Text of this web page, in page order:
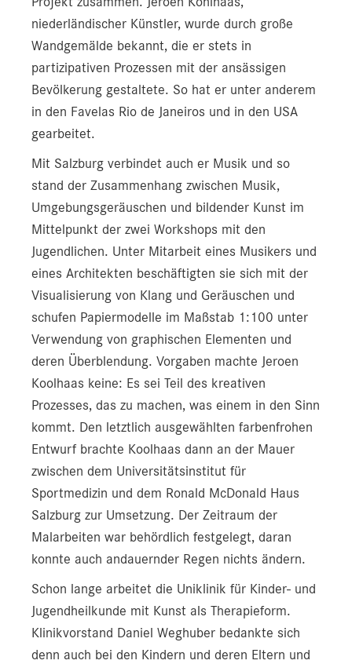
UK f. Radiotherapie und Radio-Onkologie
UK f. Urologie und Andrologie
Zentrum für Kinder- und Jugendmedizin
UI f. Humangenetik
UI f. Klinische Mikrobiologie und Hygiene
UI f. Med.-Chem. Labordiagnostik – Zentrallabor
UI f. Radiologie
UI f. Transfusionsmedizin
UI f. Physikalische Medizin und Rehabilitation
UI f. Sportmedizin
UK f. Gefäßchirurgie & endovaskuläre Chirurgie
HAL
STV
TAM
Bauprojekte
UI f. Sportmedizin
Downloads
niederländischer Künstler, wurde durch große
Wandgemälde bekannt, die er stets in
partizipativen Prozessen mit der ansässigen
Bevölkerung gestaltete. So hat er unter anderem
in den Favelas Rio de Janeiros und in den USA
gearbeitet.
Mit Salzburg verbindet auch er Musik und so
stand der Zusammenhang zwischen Musik,
Umgebungsgeräuschen und bildender Kunst im
Mittelpunkt der zwei Workshops mit den
Jugendlichen. Unter Mitarbeit eines Musikers und
eines Architekten beschäftigten sie sich mit der
Visualisierung von Klang und Geräuschen und
schufen Papiermodelle im Maßstab 1:100 unter
Verwendung von graphischen Elementen und
deren Überblendung. Vorgaben machte Jeroen
Koolhaas keine: Es sei Teil des kreativen
Prozesses, das zu machen, was einem in den Sinn
kommt. Den letztlich ausgewählten farbenfrohen
Entwurf brachte Koolhaas dann an der Mauer
zwischen dem Universitätsinstitut für
Sportmedizin und dem Ronald McDonald Haus
Salzburg zur Umsetzung. Der Zeitraum der
Malarbeiten war behördlich festgelegt, daran
konnte auch andauernder Regen nichts ändern.
Schon lange arbeitet die Uniklinik für Kinder- und
Jugendheilkunde mit Kunst als Therapieform.
Klinikvorstand Daniel Weghuber bedankte sich
denn auch bei den Kindern und deren Eltern und